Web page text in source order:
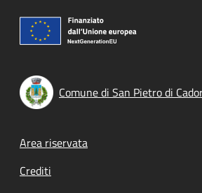
Comune di San Pietro di
Footer menu
Area riservata
Crediti